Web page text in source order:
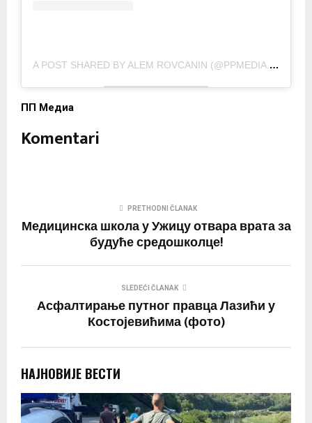
A POST SHARED BY ALEM ROVCANIN (@PPMEDIA.RS)
ПП Медиа
Komentari
PRETHODNI ČLANAK
Медицинска школа у Ужицу отвара врата за
будуће средошколце!
SLEDEĆI ČLANAK
Асфалтирање путног правца Лазићи у
Костојевићима (фото)
НАЈНОВИЈЕ ВЕСТИ